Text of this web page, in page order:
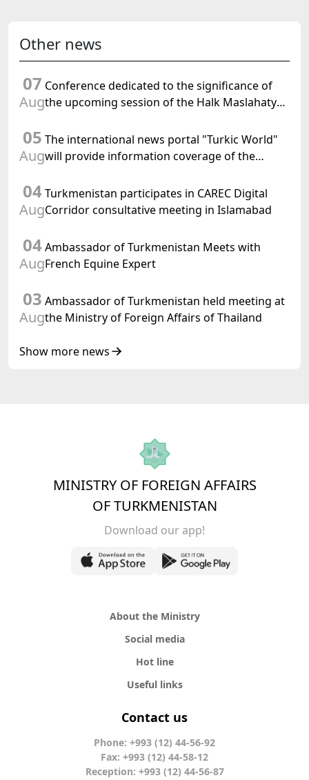
Other news
07
Aug
Conference dedicated to the significance of
the upcoming session of the Halk Maslahaty
of International Law, 2028" was held in Baku
05
Aug
The international news portal "Turkic World"
will provide information coverage of the
meeting of the Halk Maslahaty of
Turkmenistan
04
Aug
Turkmenistan participates in CAREC Digital
Corridor consultative meeting in Islamabad
04
Aug
Ambassador of Turkmenistan Meets with
French Equine Expert
03
Aug
Ambassador of Turkmenistan held meeting at
the Ministry of Foreign Affairs of Thailand
Show more news
MINISTRY OF FOREIGN AFFAIRS
OF TURKMENISTAN
Download our app!
About the Ministry
Social media
Hot line
Useful links
Contact us
Phone: +993 (12) 44-56-92
Fax: +993 (12) 44-58-12
Reception: +993 (12) 44-56-87